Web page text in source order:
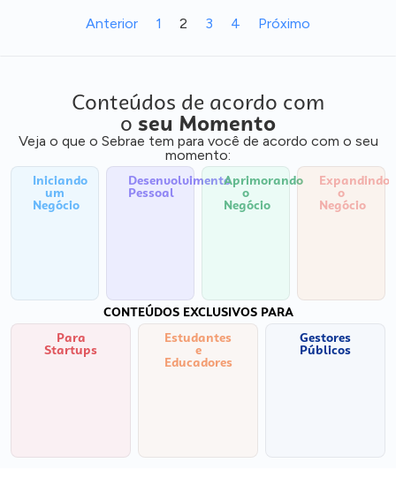
Anterior 1 2 3 4 Próximo
Conteúdos de acordo com
o seu Momento
Veja o que o Sebrae tem para você de acordo com o seu
momento:
Iniciando
um
Negócio
Desenvolvimento
Pessoal
Aprimorando
o
Negócio
Expandindo
o
Negócio
CONTEÚDOS EXCLUSIVOS PARA
Para
Startups
Estudantes
e
Educadores
Gestores
Públicos